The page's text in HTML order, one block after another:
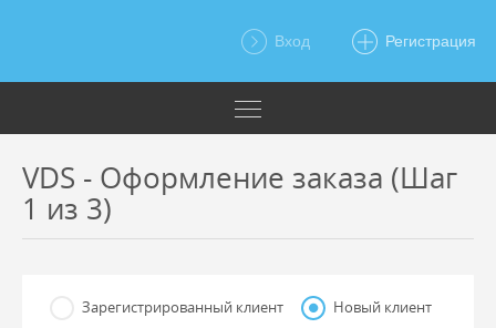
Вход Регистрация
VDS - Оформление заказа (Шаг
1 из 3)
Зарегистрированный клиент Новый клиент